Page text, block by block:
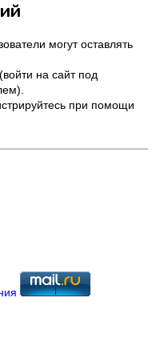
могут оставлять
(войти на сайт под
при помощи